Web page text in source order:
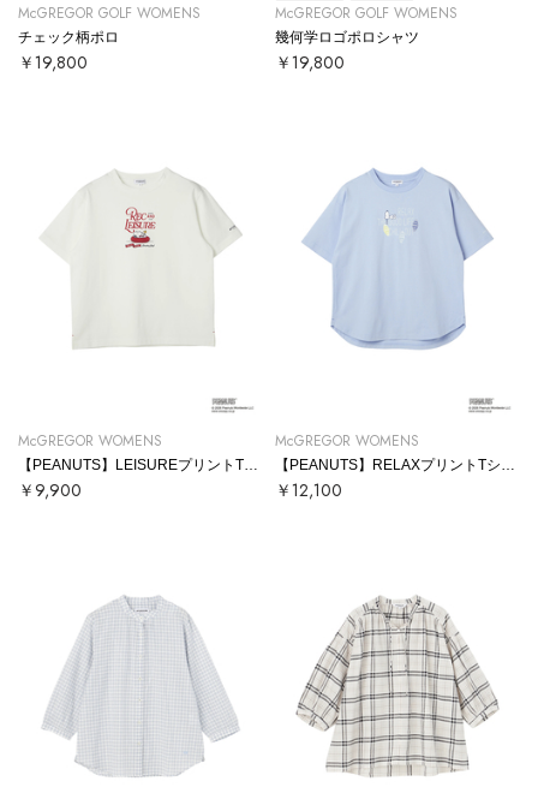
McGREGOR GOLF WOMENS
チェック柄ポロ
￥19,800
McGREGOR GOLF WOMENS
幾何学ロゴポロシャツ
￥19,800
McGREGOR WOMENS
￥9,900
McGREGOR WOMENS
￥12,100